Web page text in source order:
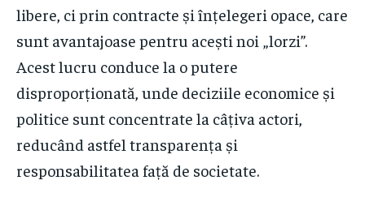
libere, ci prin contracte și înțelegeri opace, care
sunt avantajoase pentru acești noi „lorzi”.
Acest lucru conduce la o putere
disproporționată, unde deciziile economice și
politice sunt concentrate la câțiva actori,
reducând astfel transparența și
responsabilitatea față de societate.